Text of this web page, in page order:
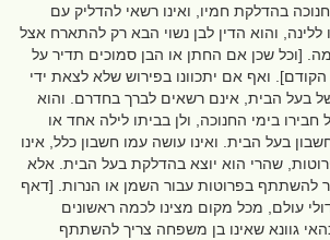
בהדלקת חמיו, ואינו רשאי להדליק עם
ללינה, והוא הדין לבן נשוי הבא רק להתארח אצל
[וכל שכן אם החתן או הבן סמוכים תדיר על
ואף אם יתכוונו בפירוש שלא לצאת ידי
בעל הבית, אינם רשאים לברך בחדרם. והוא
בימי החנוכה, ולן בביתו לילה אחד או
בעל הבית. ואינו עושה עמו חשבון כלל, אינו
שהרי הוא יוצא בהדלקת בעל הבית. אלא
להשתתף בפרוטות עבור השמן או הנרות. [דאף
עולם, מכל מקום מצינו לכמה ראשונים
גוונא שאינו בן משפחה צריך להשתתף